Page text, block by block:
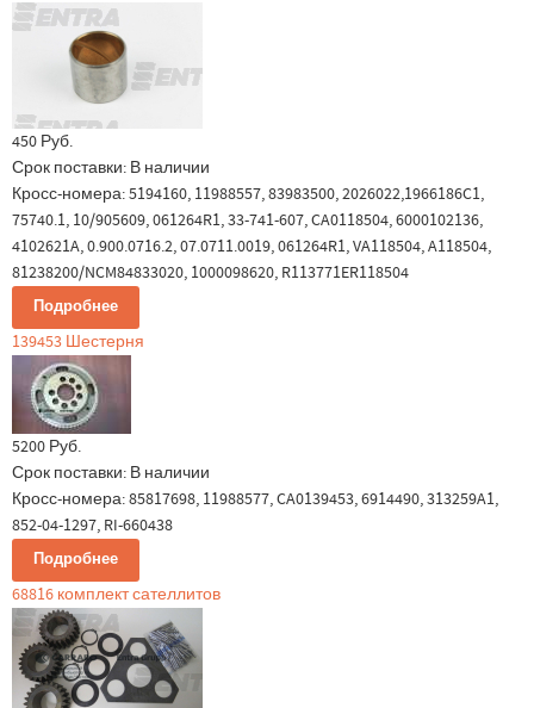
450 Руб.
Срок поставки: В наличии
Кросс-номера: 5194160, 11988557, 83983500, 2026022,1966186C1,
75740.1, 10/905609, 061264R1, 33-741-607, CA0118504, 6000102136,
4102621A, 0.900.0716.2, 07.0711.0019, 061264R1, VA118504, A118504,
81238200/NCM84833020, 1000098620, R113771ER118504
Подробнее
139453 Шестерня
5200 Руб.
Срок поставки: В наличии
Кросс-номера: 85817698, 11988577, CA0139453, 6914490, 313259A1,
852-04-1297, RI-660438
Подробнее
68816 комплект сателлитов